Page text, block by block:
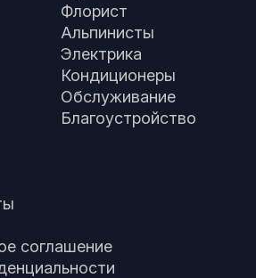
Флорист
Альпинисты
Электрика
Кондиционеры
Обслуживание
Благоустройство
соглашение